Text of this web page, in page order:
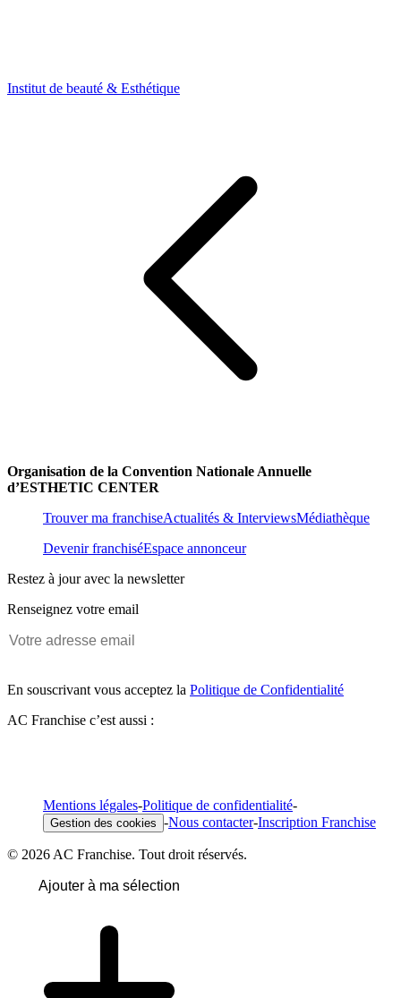
Institut de beauté & Esthétique
Organisation de la Convention Nationale Annuelle
d’ESTHETIC CENTER
Trouver ma franchiseActualités & InterviewsMédiathèque
Devenir franchiséEspace annonceur
Restez à jour avec la newsletter
Renseignez votre email
En souscrivant vous acceptez la Politique de Confidentialité
AC Franchise c’est aussi :
Mentions légales-Politique de confidentialité-
Gestion des cookies -Nous contacter-Inscription Franchise
© 2026 AC Franchise. Tout droit réservés.
Ajouter à ma sélection